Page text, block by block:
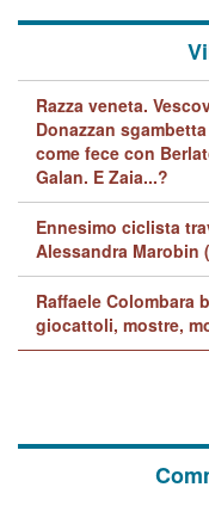
Razza veneta.
Donazzan
come fece con
Galan. E Zaia...?
Ennesimo ciclista
Alessandra Marobin
Raffaele Colombara
giocattoli, mostre,